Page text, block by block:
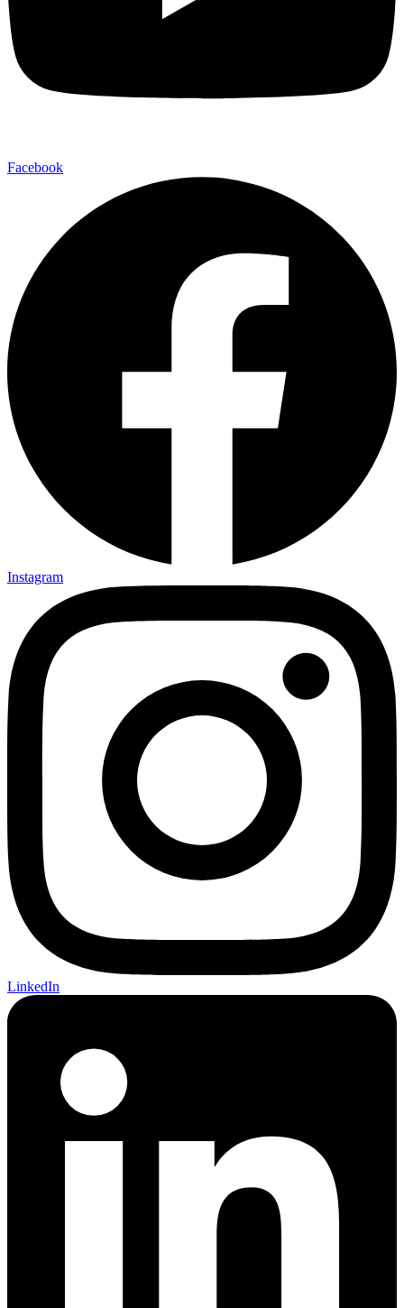
Facebook
Instagram
LinkedIn